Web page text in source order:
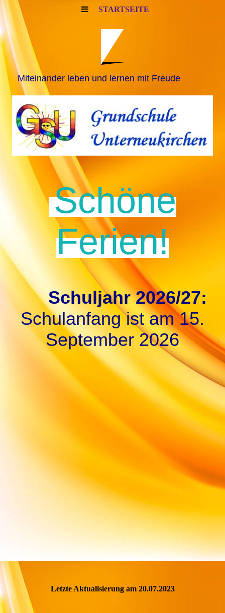
STARTSEITE
Miteinander leben und lernen mit Freude
Schöne
Ferien!
Schuljahr 2026/27:
Schulanfang ist am 15.
September 2026
Letzte Aktualisierung am 20.07.2023